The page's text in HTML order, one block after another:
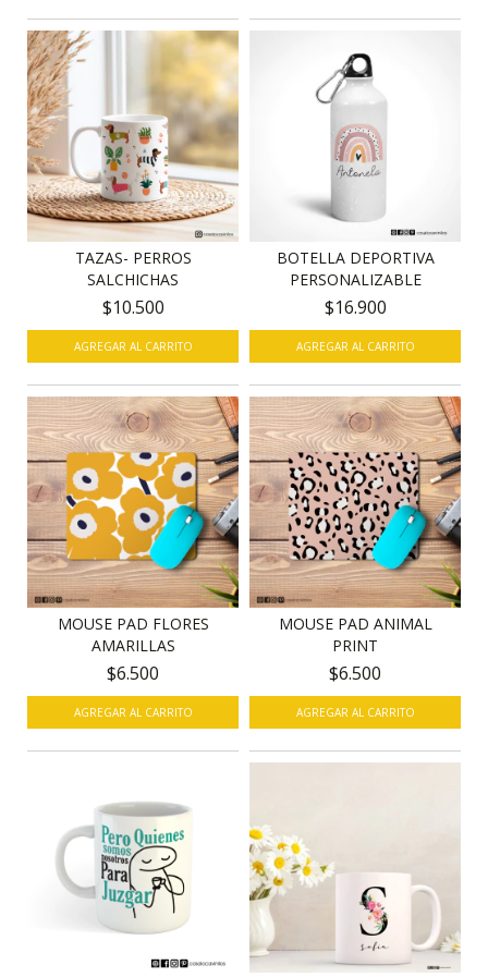
TAZAS- PERROS
SALCHICHAS
$10.500
BOTELLA DEPORTIVA
PERSONALIZABLE
$16.900
AGREGAR AL CARRITO
MOUSE PAD FLORES
AMARILLAS
$6.500
MOUSE PAD ANIMAL
PRINT
$6.500